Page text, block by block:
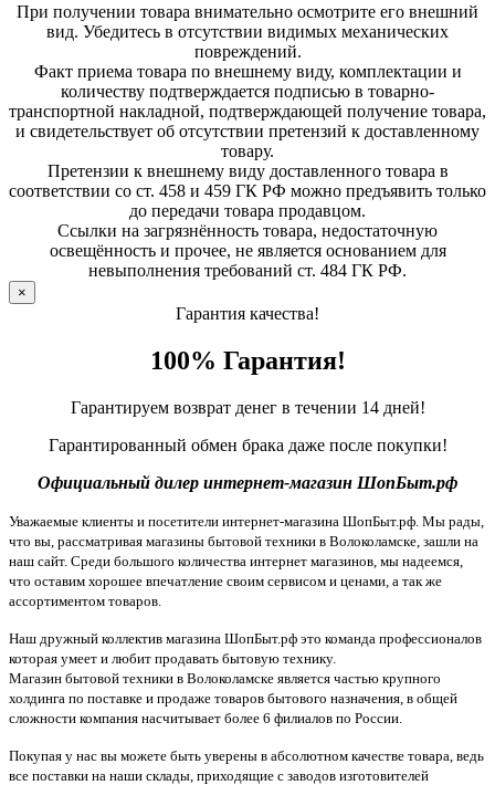
При получении товара внимательно осмотрите его внешний
вид. Убедитесь в отсутствии видимых механических
повреждений.
Факт приема товара по внешнему виду, комплектации и
количеству подтверждается подписью в товарно-
транспортной накладной, подтверждающей получение товара,
и свидетельствует об отсутствии претензий к доставленному
товару.
Претензии к внешнему виду доставленного товара в
соответствии со ст. 458 и 459 ГК РФ можно предъявить только
до передачи товара продавцом.
Ссылки на загрязнённость товара, недостаточную
освещённость и прочее, не является основанием для
невыполнения требований ст. 484 ГК РФ.
×
Гарантия качества!
100% Гарантия!
Гарантируем возврат денег в течении 14 дней!
Гарантированный обмен брака даже после покупки!
Официальный дилер интернет-магазин ШопБыт.рф
Уважаемые клиенты и посетители интернет-магазина ШопБыт.рф. Мы рады,
что вы, рассматривая магазины бытовой техники в Волоколамске, зашли на
наш сайт. Среди большого количества интернет магазинов, мы надеемся,
что оставим хорошее впечатление своим сервисом и ценами, а так же
ассортиментом товаров.
Наш дружный коллектив магазина ШопБыт.рф это команда профессионалов
которая умеет и любит продавать бытовую технику.
Магазин бытовой техники в Волоколамске является частью крупного
холдинга по поставке и продаже товаров бытового назначения, в общей
сложности компания насчитывает более 6 филиалов по России.
Покупая у нас вы можете быть уверены в абсолютном качестве товара, ведь
все поставки на наши склады, приходящие с заводов изготовителей